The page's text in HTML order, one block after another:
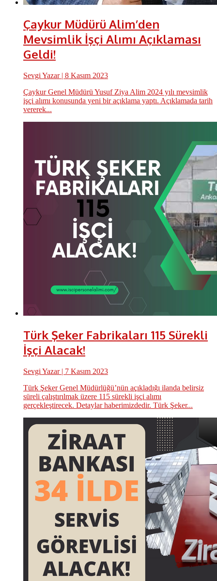
Çaykur Müdürü Alim’den
Mevsimlik İşçi Alımı Açıklaması
Geldi!
Sevgi Yazar| 8 Kasım 2023
Çaykur Genel Müdürü Yusuf Ziya Alim 2024 yılı mevsimlik
işçi alımı konusunda yeni bir açıklama yaptı. Açıklamada tarih
vererek...
Türk Şeker Fabrikaları 115 Sürekli
İşçi Alacak!
Sevgi Yazar| 7 Kasım 2023
Türk Şeker Genel Müdürlüğü’nün açıkladığı ilanda belirsiz
süreli çalıştırılmak üzere 115 sürekli işçi alımı
gerçekleştirecek. Detaylar haberimizdedir. Türk Şeker...